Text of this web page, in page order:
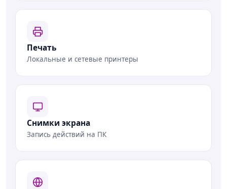
Печать
Локальные и сетевые принтеры
Снимки экрана
Запись действий на ПК